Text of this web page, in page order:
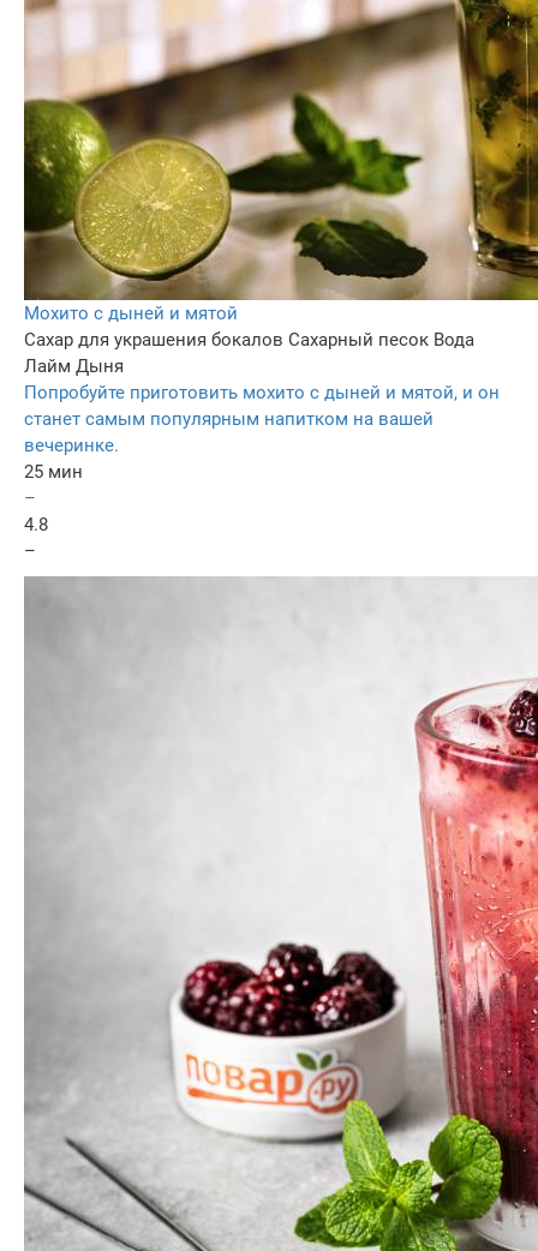
Мохито с дыней и мятой
Сахар для украшения бокалов Сахарный песок Вода
Лайм Дыня
Попробуйте приготовить мохито с дыней и мятой, и он
станет самым популярным напитком на вашей
вечеринке.
25 мин
–
4.8
–